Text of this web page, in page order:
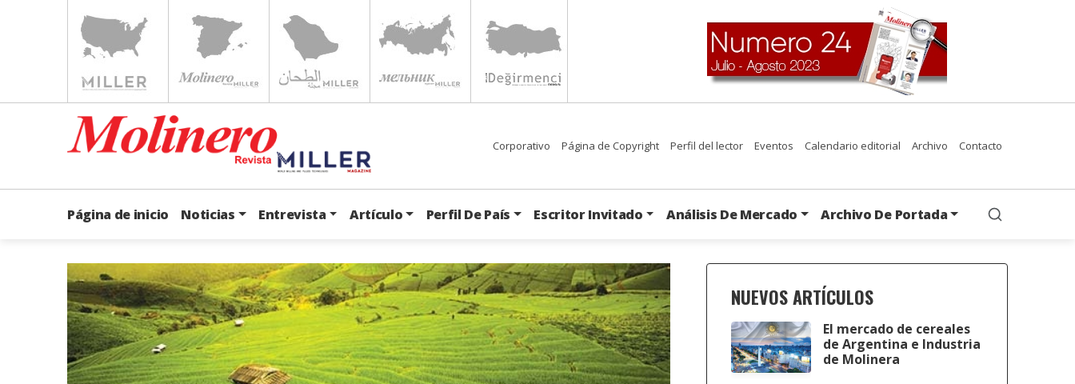
Corporativo Página de Copyright Perfil del lector Eventos Calendario editorial Archivo Contacto
Página de inicio Noticias Entrevista Artículo Perfil De País Escritor Invitado Análisis De Mercado Archivo De Portada
NUEVOS ARTÍCULOS
El mercado de cereales
de Argentina e Industria
de Molinera